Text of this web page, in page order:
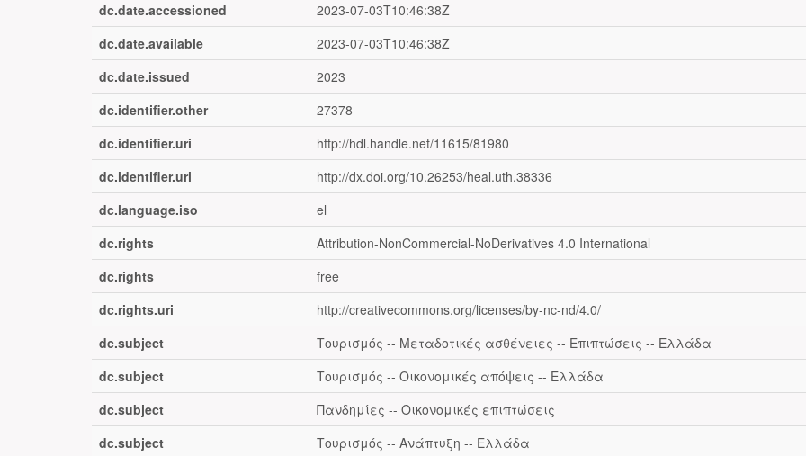
dc.date.accessioned
2023-07-03T10:46:38Z
dc.date.available
2023-07-03T10:46:38Z
dc.date.issued
2023
dc.identifier.other
27378
dc.identifier.uri
http://hdl.handle.net/11615/81980
dc.identifier.uri
http://dx.doi.org/10.26253/heal.uth.38336
dc.language.iso
el
dc.rights
Attribution-NonCommercial-NoDerivatives 4.0 International
dc.rights
free
dc.rights.uri
http://creativecommons.org/licenses/by-nc-nd/4.0/
dc.subject
Τουρισμός -- Μεταδοτικές ασθένειες -- Επιπτώσεις -- Ελλάδα
dc.subject
Τουρισμός -- Οικονομικές απόψεις -- Ελλάδα
dc.subject
Πανδημίες -- Οικονομικές επιπτώσεις
dc.subject
Τουρισμός -- Ανάπτυξη -- Ελλάδα